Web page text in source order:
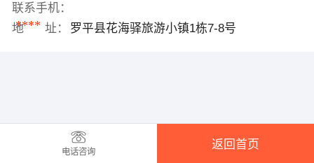
联系手机：
****
地 址： 罗平县花海驿旅游小镇1栋7-8号
电话咨询
返回首页